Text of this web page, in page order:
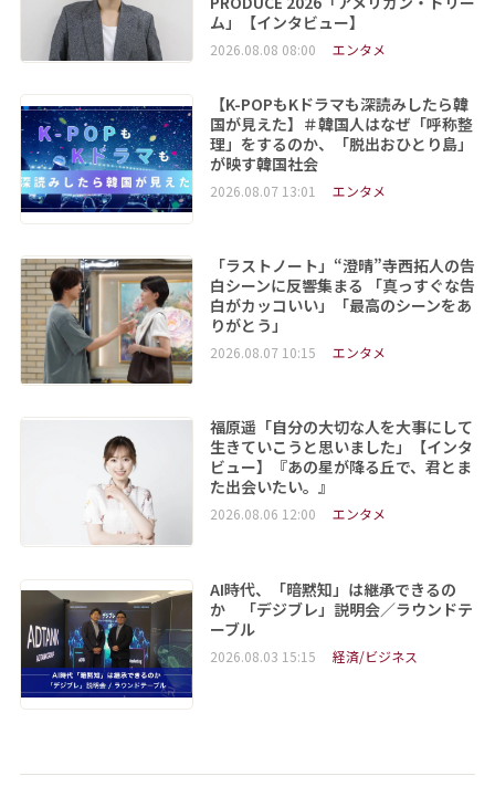
ム」【インタビュー】
2026.08.08 08:00 エンタメ
【K-POPもKドラマも深読みしたら韓
国が見えた】＃韓国人はなぜ「呼称整
理」をするのか、「脱出おひとり島」
が映す韓国社会
2026.08.07 13:01 エンタメ
「ラストノート」“澄晴”寺西拓人の告
白シーンに反響集まる 「真っすぐな告
白がカッコいい」「最高のシーンをあ
りがとう」
2026.08.07 10:15 エンタメ
福原遥「自分の大切な人を大事にして
生きていこうと思いました」【インタ
ビュー】『あの星が降る丘で、君とま
た出会いたい。』
2026.08.06 12:00 エンタメ
AI時代、「暗黙知」は継承できるの
か 「デジブレ」説明会／ラウンドテ
ーブル
2026.08.03 15:15 経済/ビジネス